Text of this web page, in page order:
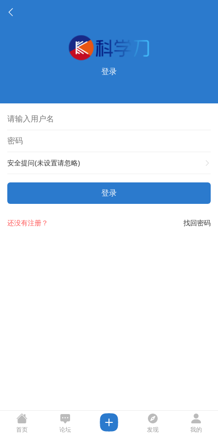
登录
安全提问(未设置请忽略)
登录
找回密码
还没有注册？
首页 论坛 发现 我的